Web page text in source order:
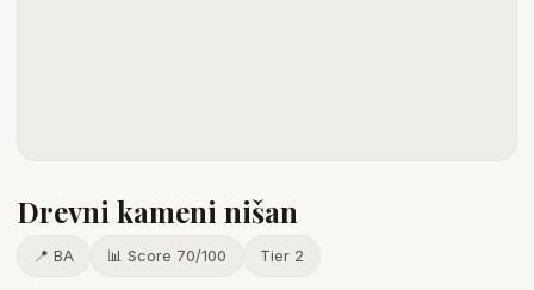
Drevni kameni nišan
📍 BA 📊 Score 70/100 Tier 2